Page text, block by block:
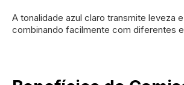
A tonalidade azul claro transmite leveza
combinando facilmente com diferentes